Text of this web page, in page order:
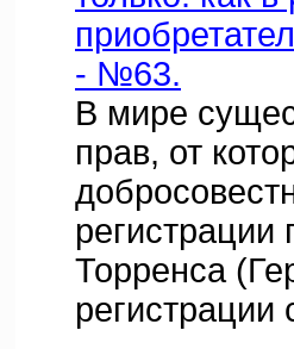
- №63.
В мире
прав, от
регистрации
Торренса